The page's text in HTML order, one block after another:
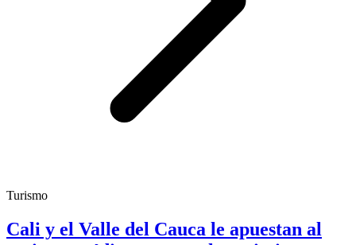
Turismo
Cali y el Valle del Cauca le apuestan al